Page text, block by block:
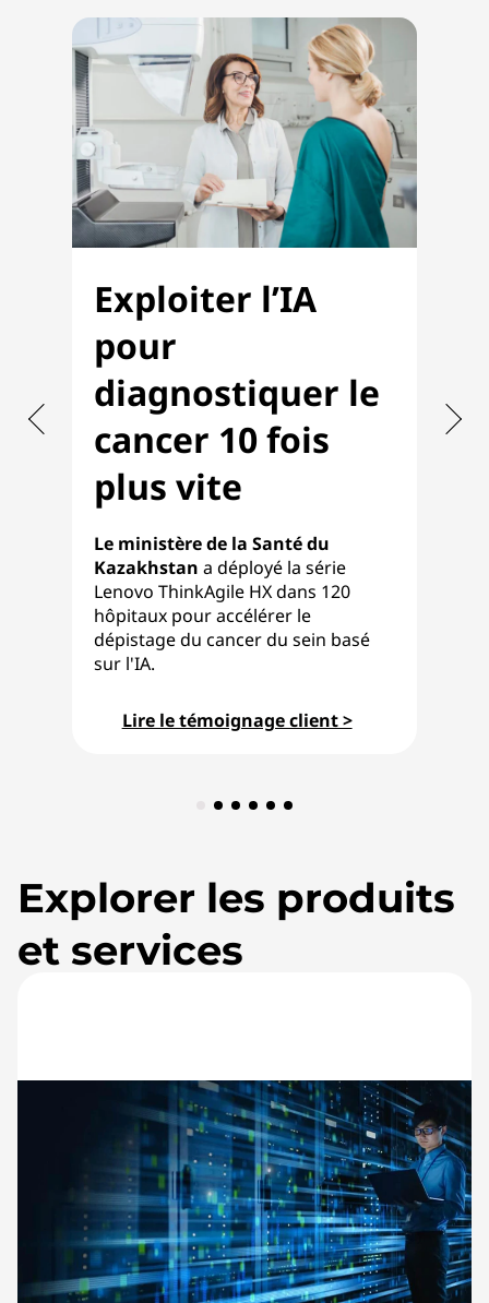
Exploiter l’IA
pour
diagnostiquer le
cancer 10 fois
plus vite
Le ministère de la Santé du
Kazakhstan a déployé la série
Lenovo ThinkAgile HX dans 120
hôpitaux pour accélérer le
dépistage du cancer du sein basé
sur l'IA.
Lire le témoignage client >
Explorer les produits
et services